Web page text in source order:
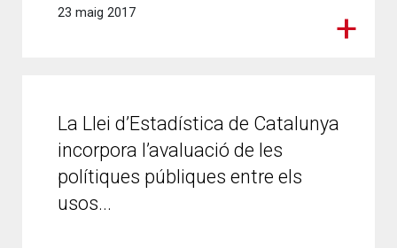
23 maig 2017
La Llei d’Estadística de Catalunya
incorpora l’avaluació de les
polítiques públiques entre els
usos...